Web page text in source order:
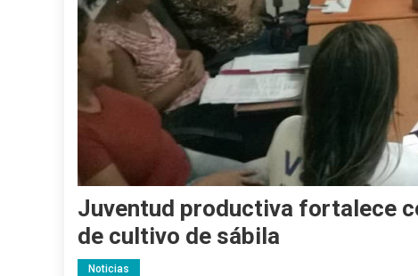
Juventud productiva fortalece
de cultivo de sábila
Noticias